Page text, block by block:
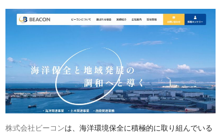
株式会社ビーコンは、海洋環境保全に積極的に取り組んでいる